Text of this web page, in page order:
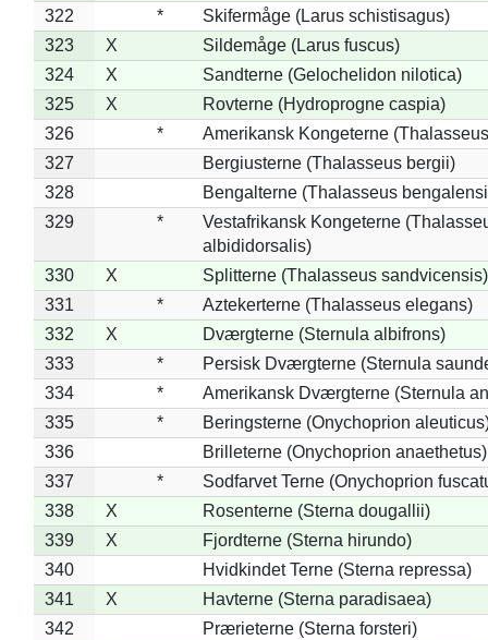
322
*
Skifermåge (Larus schistisagus)
323
X
Sildemåge (Larus fuscus)
324
X
Sandterne (Gelochelidon nilotica)
325
X
Rovterne (Hydroprogne caspia)
326
*
Amerikansk Kongeterne
327
Bergiusterne (Thalasseus bergii)
328
Bengalterne (Thalasseus
329
*
Vestafrikansk Kongeterne
albididorsalis)
330
X
Splitterne (Thalasseus sandvicensis)
331
*
Aztekerterne (Thalasseus elegans)
332
X
Dværgterne (Sternula albifrons)
333
*
Persisk Dværgterne (Sternula
334
*
Amerikansk Dværgterne (Sternula
335
*
Beringsterne (Onychoprion
336
Brilleterne (Onychoprion anaethetus)
337
*
Sodfarvet Terne (Onychoprion
338
X
Rosenterne (Sterna dougallii)
339
X
Fjordterne (Sterna hirundo)
340
Hvidkindet Terne (Sterna repressa)
341
X
Havterne (Sterna paradisaea)
342
Prærieterne (Sterna forsteri)